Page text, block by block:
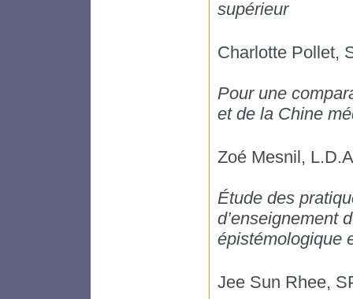
supérieur
Charlotte Pollet,
Pour une
et de la Chine
Zoé Mesnil,
Étude des
d’enseignement
épistémologique
Jee Sun Rhee,